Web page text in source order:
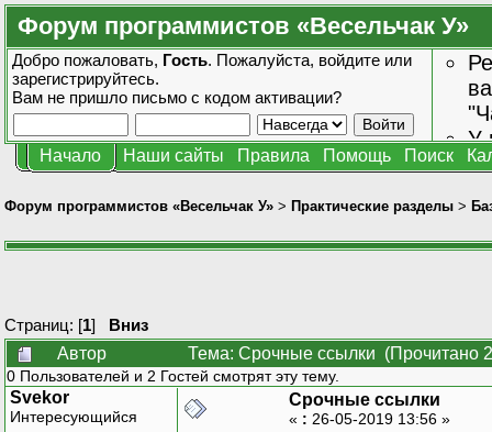
Форум программистов «Весельчак У»
Добро пожаловать, Гость. Пожалуйста, войдите или
зарегистрируйтесь.
Вам не пришло письмо с кодом активации?
У
Начало Наши сайты Правила Помощь Поиск
Форум программистов «Весельчак У» > Практические разделы >
Страниц: [1] Вниз
Автор
Тема: Срочные ссылки (Прочитано
0 Пользователей и 2 Гостей смотрят эту тему.
Svekor
Интересующийся
Срочные ссылки
« : 26-05-2019 13:56 »